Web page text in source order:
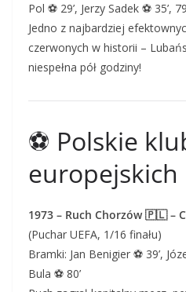
Pol ⚽ 29’, Jerzy Sadek ⚽ 35’,
Jedno z najbardziej
czerwonych w historii –
niespełna pół godziny!
⚽ Polskie
europejskich
1973 – Ruch Chorzów 🇵🇱 –
(Puchar UEFA, 1/16 finału)
Bramki: Jan Benigier ⚽ 39’,
Bula ⚽ 80’